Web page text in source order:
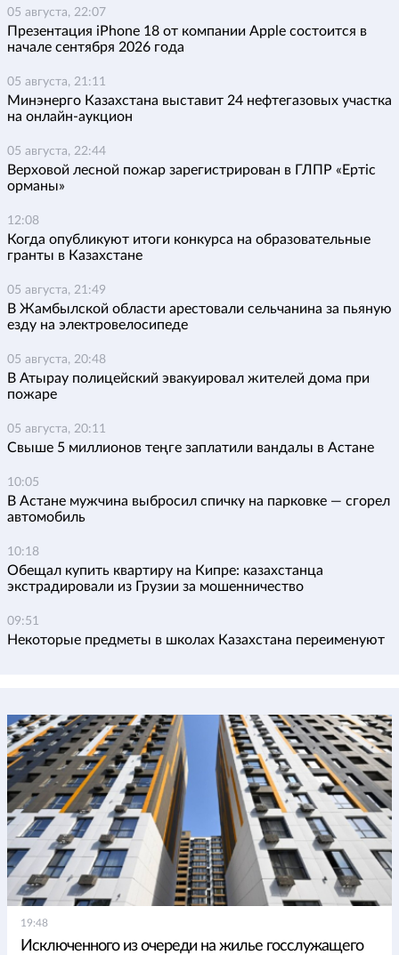
05 августа, 22:07
Презентация iPhone 18 от компании Apple состоится в
начале сентября 2026 года
05 августа, 21:11
Минэнерго Казахстана выставит 24 нефтегазовых участка
на онлайн-аукцион
05 августа, 22:44
Верховой лесной пожар зарегистрирован в ГЛПР «Ертіс
орманы»
12:08
Когда опубликуют итоги конкурса на образовательные
гранты в Казахстане
05 августа, 21:49
В Жамбылской области арестовали сельчанина за пьяную
езду на электровелосипеде
05 августа, 20:48
В Атырау полицейский эвакуировал жителей дома при
пожаре
05 августа, 20:11
Свыше 5 миллионов теңге заплатили вандалы в Астане
10:05
В Астане мужчина выбросил спичку на парковке — сгорел
автомобиль
10:18
Обещал купить квартиру на Кипре: казахстанца
экстрадировали из Грузии за мошенничество
09:51
Некоторые предметы в школах Казахстана переименуют
19:48
Исключенного из очереди на жилье госслужащего